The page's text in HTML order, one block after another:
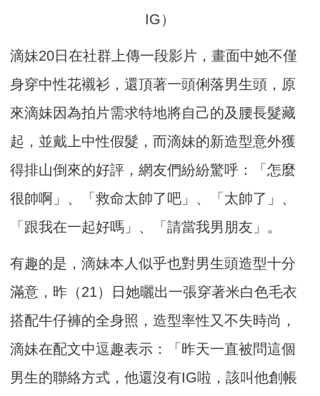
IG）
滴妹20日在社群上傳一段影片，畫面中她不僅
身穿中性花襯衫，還頂著一頭俐落男生頭，原
來滴妹因為拍片需求特地將自己的及腰長髮藏
起，並戴上中性假髮，而滴妹的新造型意外獲
得排山倒來的好評，網友們紛紛驚呼：「怎麼
很帥啊」、「救命太帥了吧」、「太帥了」、
「跟我在一起好嗎」、「請當我男朋友」。
有趣的是，滴妹本人似乎也對男生頭造型十分
滿意，昨（21）日她曬出一張穿著米白色毛衣
搭配牛仔褲的全身照，造型率性又不失時尚，
滴妹在配文中逗趣表示：「昨天一直被問這個
男生的聯絡方式，他還沒有IG啦，該叫他創帳